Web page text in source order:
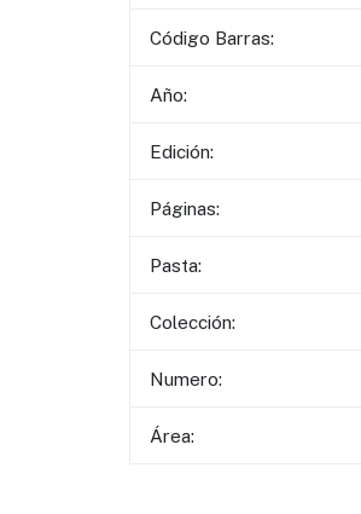
Código Barras:
Año:
Edición:
Páginas:
Pasta:
Colección:
Numero:
Área: